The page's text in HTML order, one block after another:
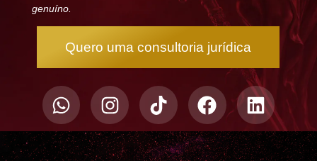
genuíno.
Quero uma consultoria jurídica